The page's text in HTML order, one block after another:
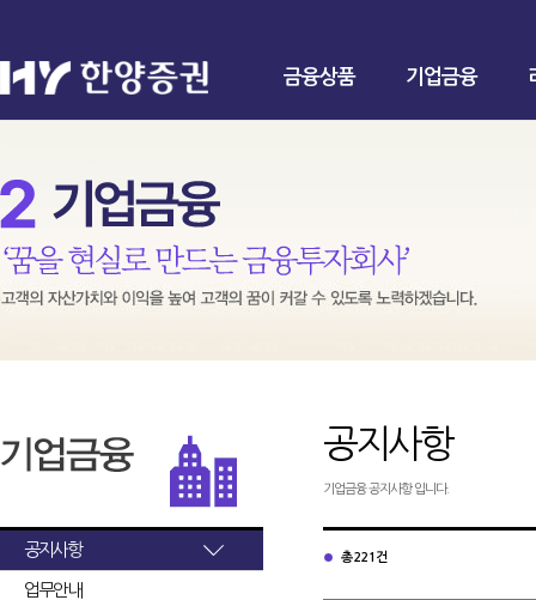
금융상품 기업금융
공지사항
업무안내
공지사항
기업금융 공지사항 입니다.
총 221건